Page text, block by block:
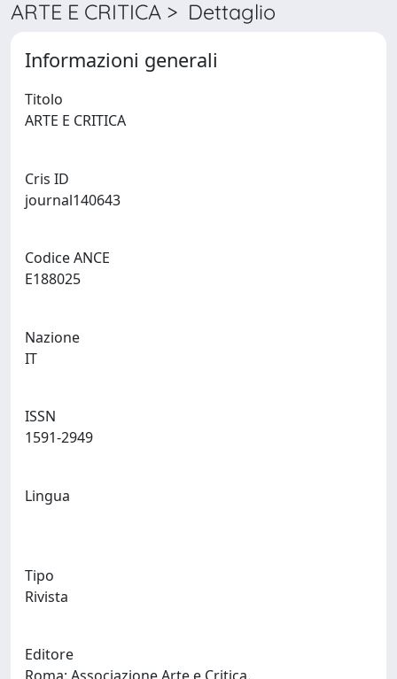
ARTE E CRITICA > Dettaglio
Informazioni generali
Titolo
Cris ID
Codice ANCE
Nazione
ISSN
Lingua
Tipo
Rivista
Editore